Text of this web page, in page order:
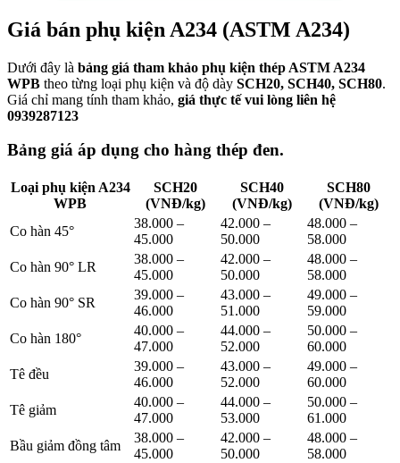
Giá bán phụ kiện A234 (ASTM A234)
Dưới đây là bảng giá tham khảo phụ kiện thép ASTM A234
WPB theo từng loại phụ kiện và độ dày SCH20, SCH40, SCH80.
Giá chỉ mang tính tham khảo, giá thực tế vui lòng liên hệ
0939287123
Bảng giá áp dụng cho hàng thép đen.
Loại phụ kiện A234
WPB
SCH20
(VNĐ/kg)
SCH40
(VNĐ/kg)
SCH80
(VNĐ/kg)
Co hàn 45°
38.000 –
45.000
42.000 –
50.000
48.000 –
58.000
Co hàn 90° LR
38.000 –
45.000
42.000 –
50.000
48.000 –
58.000
Co hàn 90° SR
39.000 –
46.000
43.000 –
51.000
49.000 –
59.000
Co hàn 180°
40.000 –
47.000
44.000 –
52.000
50.000 –
60.000
Tê đều
39.000 –
46.000
43.000 –
52.000
49.000 –
60.000
Tê giảm
40.000 –
47.000
44.000 –
53.000
50.000 –
61.000
Bầu giảm đồng tâm
38.000 –
45.000
42.000 –
50.000
48.000 –
58.000